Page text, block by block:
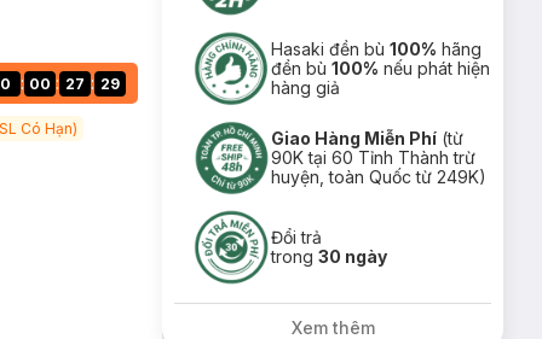
0 : 00 : 27 : 28
từ 299k Tặng Mặt Nạ Làm Dịu Da & Kiểm Soát Dầu Nhờn 25ml (SL Có Hạn)
Hasaki đền bù100% hãng
đền bù100% nếu phát hiện
hàng giả
Giao Hàng Miễn Phí (từ
90K tại 60 Tỉnh Thành trừ
huyện, toàn Quốc từ 249K)
Đổi trả
trong30 ngày
Xem thêm